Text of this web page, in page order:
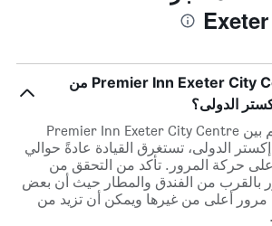
ما مدى قرب Premier Inn Exeter City Centre من
الدولى؟
ضمن مسافة 12.9 كم بين Premier Inn Exeter City Centre
الدولى، تستغرق القيادة عادةً حوالي
على حركة المرور. تأكد من التحقق من
بالقرب من الفندق والمطار حيث أن بعض
أعلى من غيرها ويمكن أن تزيد من